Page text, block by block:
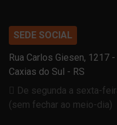
SEDE SOCIAL
Rua Carlos Giesen, 1217
Caxias do Sul - RS
De segunda a sexta-
(sem fechar ao meio-dia)